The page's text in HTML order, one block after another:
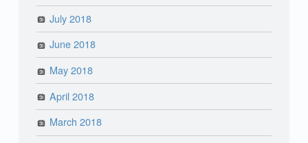
July 2018
June 2018
May 2018
April 2018
March 2018